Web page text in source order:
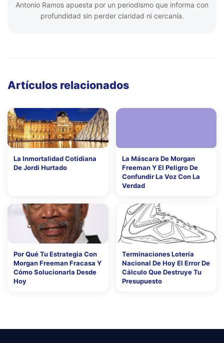
Antonio Ramos apuesta por un periodismo que informa con
profundidad sin perder claridad ni cercanía.
Artículos relacionados
La Inmortalidad Cotidiana
De Jordi Hurtado
La Máscara De Morgan
Freeman Y El Peligro De
Confundir La Voz Con La
Verdad
Por Qué Tu Estrategia Con
Morgan Freeman Fracasa Y
Cómo Solucionarla Desde
Hoy
Terminaciones Lotería
Nacional De Hoy El Error De
Cálculo Que Destruye Tu
Presupuesto